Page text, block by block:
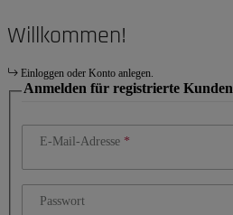
Willkommen!
Einloggen oder Konto anlegen.
Anmelden für registrierte Kunden
E-Mail-Adresse
Passwort